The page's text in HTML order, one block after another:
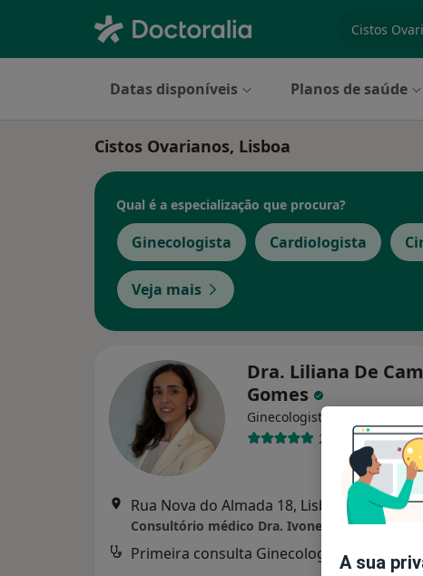
Datas disponíveis Planos de saúde
Cistos Ovarianos, Lisboa
Qual é a especialização que procura?
Ginecologista Cardiologista
Veja mais
Dra. Liliana De
Gomes
Ginecologista
24 opiniões
Rua Nova do Almada 18, Lisboa Mapa
Consultório médico Dra. Ivone Dias
Primeira consulta Ginecologia - Obstetricia
A sua